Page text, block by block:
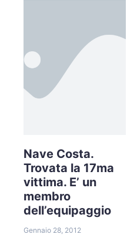
Nave Costa.
Trovata la 17ma
vittima. E’ un
membro
dell’equipaggio
Gennaio 28, 2012